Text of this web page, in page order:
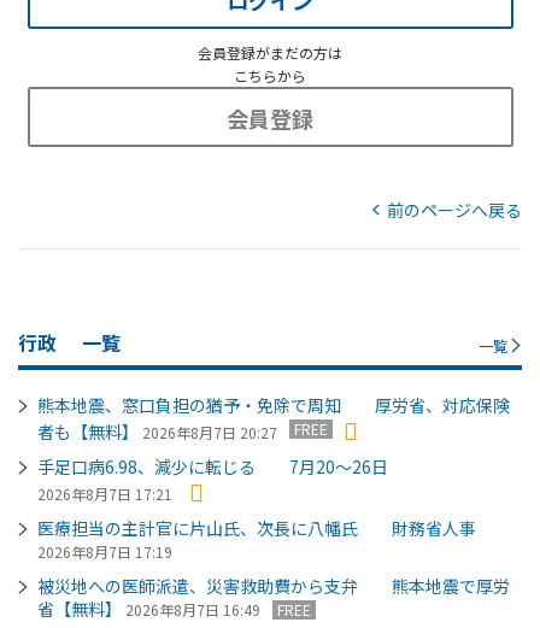
会員登録がまだの方は
こちらから
会員登録
前のページへ戻る
行政 一覧 一覧
熊本地震、窓口負担の猶予・免除で周知 厚労省、対応保険
者も【無料】
2026年8月7日 20:27 FREE
手足口病6.98、減少に転じる 7月20～26日
2026年8月7日 17:21
医療担当の主計官に片山氏、次長に八幡氏 財務省人事
2026年8月7日 17:19
被災地への医師派遣、災害救助費から支弁 熊本地震で厚労
省【無料】
2026年8月7日 16:49 FREE